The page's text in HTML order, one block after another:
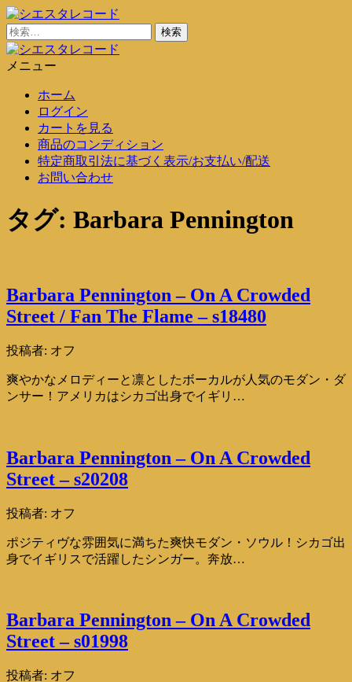
コ
ン
テ
ン
シエスタレコード
中古レコード通販
検
索:
メニュー
ホーム
ログイン
カートを見る
商品のコンディション
特定商取引法に基づく表示/お支払い/配送
お問い合わせ
タグ: Barbara Pennington
Barbara Pennington – On A Crowded
Street / Fan The Flame – s18480
投稿者: オフ
爽やかなメロディーと凛としたボーカルが人気のモダン・ダ
ンサー！アメリカはシカゴ出身でイギリ…
Barbara Pennington – On A Crowded
Street – s20208
投稿者: オフ
ポジティヴな雰囲気に満ちた爽快モダン・ソウル！シカゴ出
身でイギリスで活躍したシンガー。奔放…
Barbara Pennington – On A Crowded
Street – s01998
投稿者: オフ